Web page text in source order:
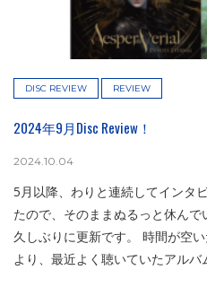
DISC REVIEW REVIEW
2024年9月Disc Review！
2024.10.04
5月以降、わりと連続してインタ
たので、そのままぬるっと休んで
久しぶりに更新です。 時間が空
より、最近よく聴いていたアル